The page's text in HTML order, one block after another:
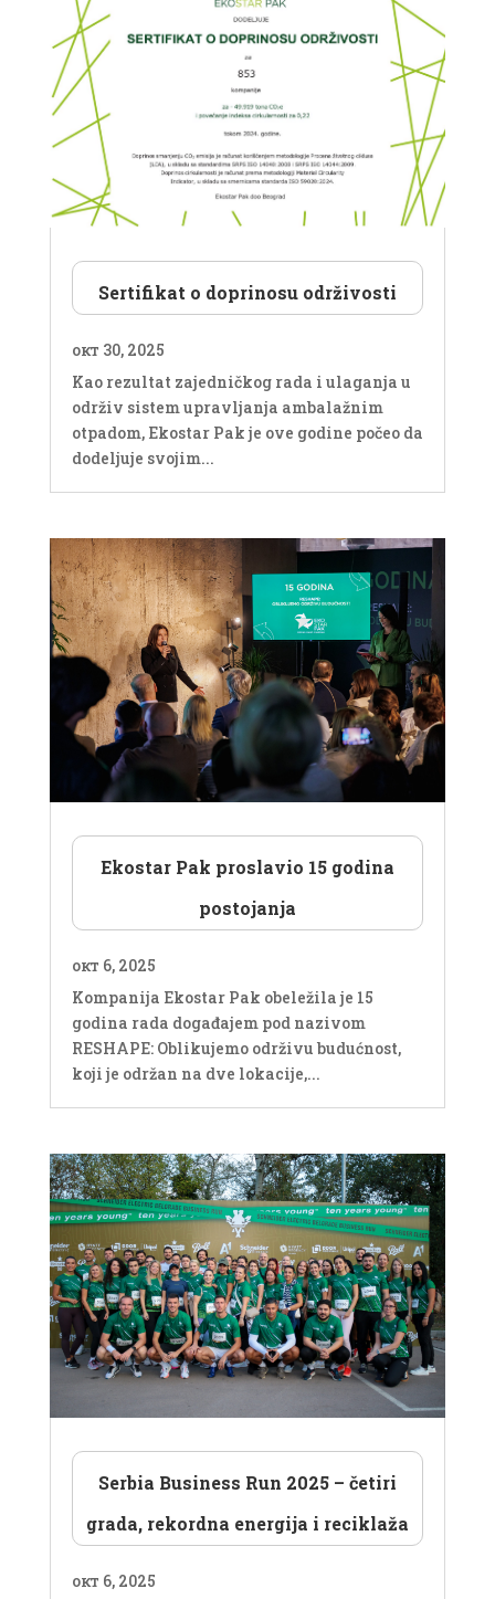
Sertifikat o doprinosu održivosti
окт 30, 2025
Kao rezultat zajedničkog rada i ulaganja u
održiv sistem upravljanja ambalažnim
otpadom, Ekostar Pak je ove godine počeo da
dodeljuje svojim...
Ekostar Pak proslavio 15 godina
postojanja
окт 6, 2025
Kompanija Ekostar Pak obeležila je 15
godina rada događajem pod nazivom
RESHAPE: Oblikujemo održivu budućnost,
koji je održan na dve lokacije,...
Serbia Business Run 2025 – četiri
grada, rekordna energija i reciklaža
окт 6, 2025